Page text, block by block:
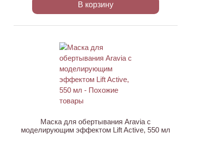
В корзину
Маска для обертывания Aravia с
моделирующим эффектом Lift Active, 550 мл